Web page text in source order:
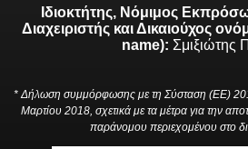
Ιδιοκτήτης, Νόμιμος
Διαχειριστής και Δικαιούχος
name): Σμιξιώτης
* Δήλωση συμμόρφωσης με τη Σύσταση (ΕΕ)
Μαρτίου 2018, σχετικά με τα μέτρα για την
παράνομου περιεχομένου στο